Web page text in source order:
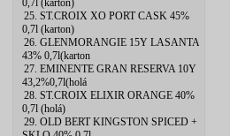
0,7l (karton)
25. ST.CROIX XO PORT CASK 45%
0,7l (karton)
26. GLENMORANGIE 15Y LASANTA
43% 0,7l(karton
27. EMINENTE GRAN RESERVA 10Y
43,2%0,7l(holá
28. ST.CROIX ELIXIR ORANGE 40%
0,7l (holá)
29. OLD BERT KINGSTON SPICED +